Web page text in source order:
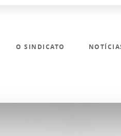
O SINDICATO